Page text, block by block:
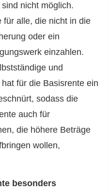
nicht möglich.
für alle, die nicht in die
oder ein
einzahlen.
und
für die Basisrente ein
sodass die
auch für
die höhere Beträge
wollen,
besonders